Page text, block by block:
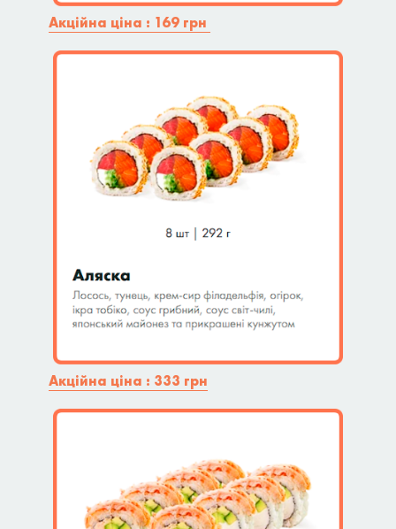
Акційна ціна : 169 грн
Акційна ціна : 333 грн